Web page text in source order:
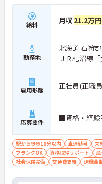
給料 月収 21.2万
勤務地
北海道 石狩
ＪＲ札沼線
雇用形態 正社員(正職
応募要件 ■資格・経験
駅から徒歩10分以内 車通勤可 未
ブランクOK
資格取得サポート
社会保険完備
交通費支給 退職金